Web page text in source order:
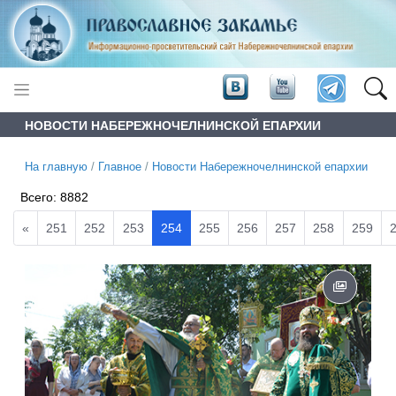
НОВОСТИ НАБЕРЕЖНОЧЕЛНИНСКОЙ ЕПАРХИИ
На главную / Главное / Новости Набережночелнинской епархии
Всего:8882
« 251 252 253 254 255 256 257 258 259